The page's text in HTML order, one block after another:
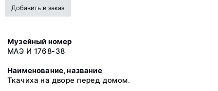
Добавить в заказ
Музейный номер
МАЭ И 1768-38
Наименование, название
Ткачиха на дворе перед домом.